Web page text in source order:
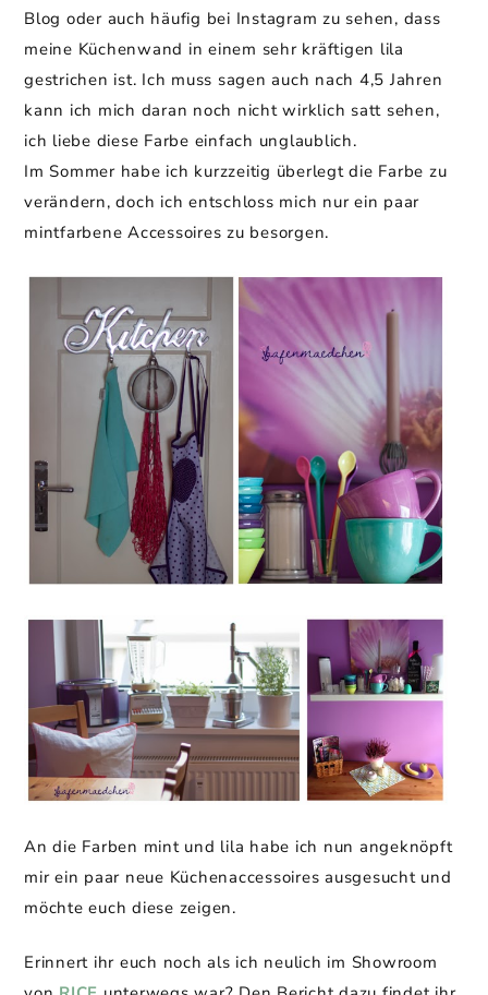
Blog oder auch häufig bei Instagram zu sehen, dass
meine Küchenwand in einem sehr kräftigen lila
gestrichen ist. Ich muss sagen auch nach 4,5 Jahren
kann ich mich daran noch nicht wirklich satt sehen,
ich liebe diese Farbe einfach unglaublich.
Im Sommer habe ich kurzzeitig überlegt die Farbe zu
verändern, doch ich entschloss mich nur ein paar
mintfarbene Accessoires zu besorgen.
An die Farben mint und lila habe ich nun angeknöpft
mir ein paar neue Küchenaccessoires ausgesucht und
möchte euch diese zeigen.
Erinnert ihr euch noch als ich neulich im Showroom